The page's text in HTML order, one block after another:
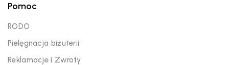
Pomoc
RODO
Pielęgnacja biżuterii
Reklamacje i Zwroty